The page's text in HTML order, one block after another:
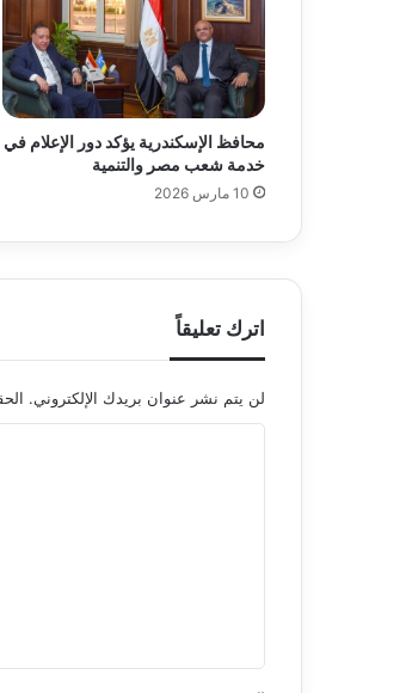
محافظ الإسكندرية يؤكد دور الإعلام في
خدمة شعب مصر والتنمية
10 مارس 2026
اترك تعليقاً
لن يتم نشر عنوان بريدك الإلكتروني.